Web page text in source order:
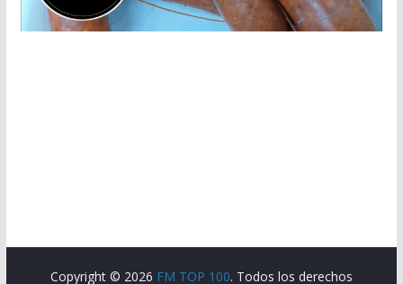
Copyright © 2026 FM TOP 100. Todos los derechos